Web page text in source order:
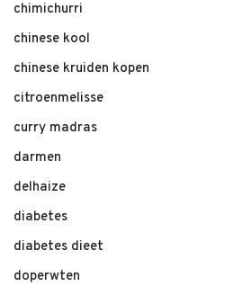
chimichurri
chinese kool
chinese kruiden kopen
citroenmelisse
curry madras
darmen
delhaize
diabetes
diabetes dieet
doperwten